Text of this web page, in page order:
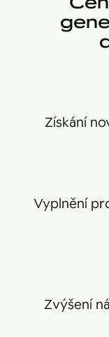
Získání
Vyplnění
Zvýšení